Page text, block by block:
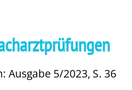
Ausgabe 5/2023, S. 36